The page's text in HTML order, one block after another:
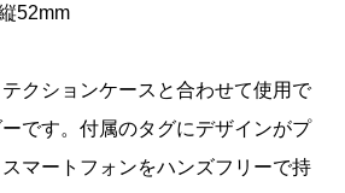
52mm
クションケースと合わせて使用で
です。付属のタグにデザインがプ
マートフォンをハンズフリーで持